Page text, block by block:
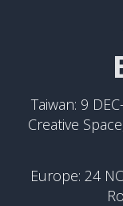
Taiwan: 9
Creative
Europe: 24